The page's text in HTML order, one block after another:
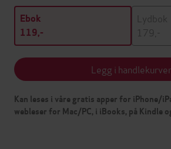
Ebok
119,-
Lydbok
179,-
Legg i
Kan leses i våre gratis apper for iPhone/
webleser for Mac/PC, i iBooks, på Kindle